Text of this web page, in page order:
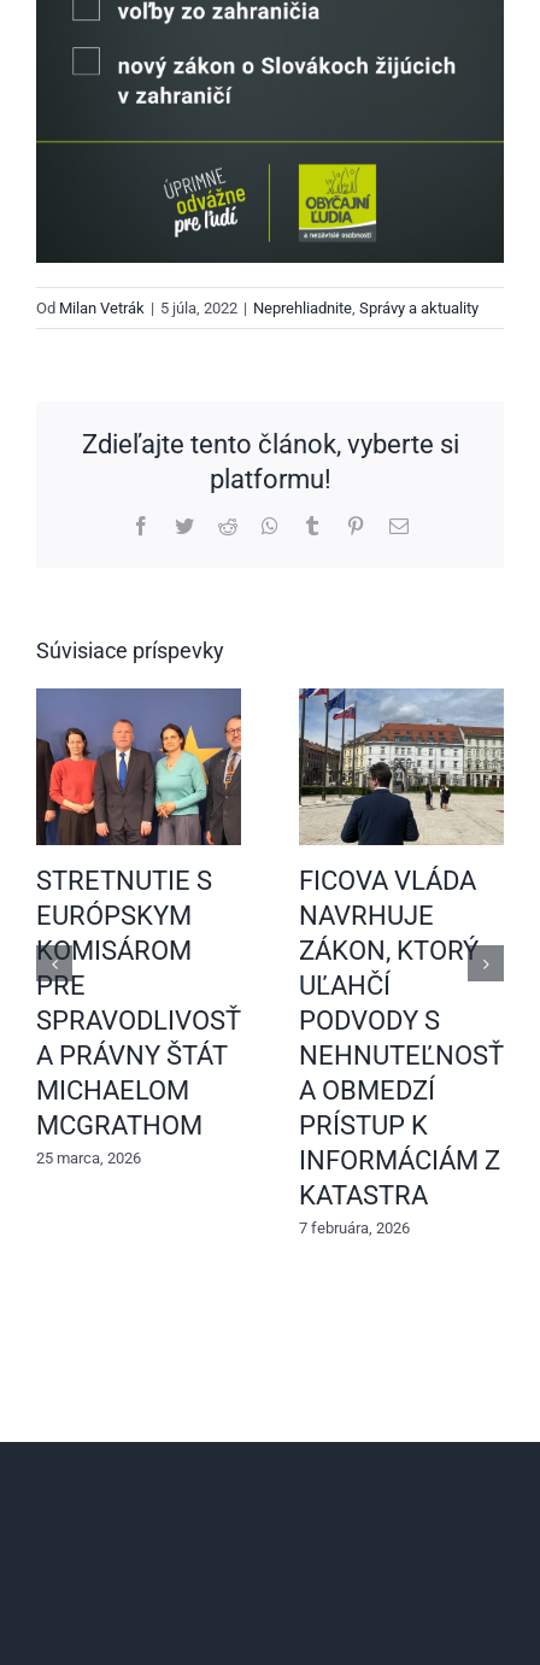
Od Milan Vetrák | 5 júla, 2022 | Neprehliadnite Správy a aktuality
Zdieľajte tento článok, vyberte si
platformu!
Facebook
TwitterReddit WhatsApp
Tumblr PinterestEmail
Súvisiace príspevky
STRETNUTIE S
EURÓPSKYM
KOMISÁROM
PRE
SPRAVODLIVOSŤ
A PRÁVNY ŠTÁT
MICHAELOM
MCGRATHOM
25 marca, 2026
FICOVA VLÁDA
NAVRHUJE
ZÁKON, KTORÝ
UĽAHČÍ
PODVODY S
A OBMEDZÍ
PRÍSTUP K
INFORMÁCIÁM Z
KATASTRA
7 februára, 2026